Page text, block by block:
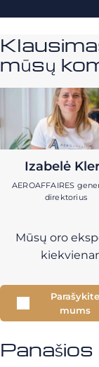
mūsų
Izabelė
AEROAFFAIRES
direktorius
Mūsų oro
Parašykite
mums